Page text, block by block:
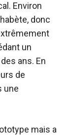
Environ
donc
un
ans. En
de
une
mais a